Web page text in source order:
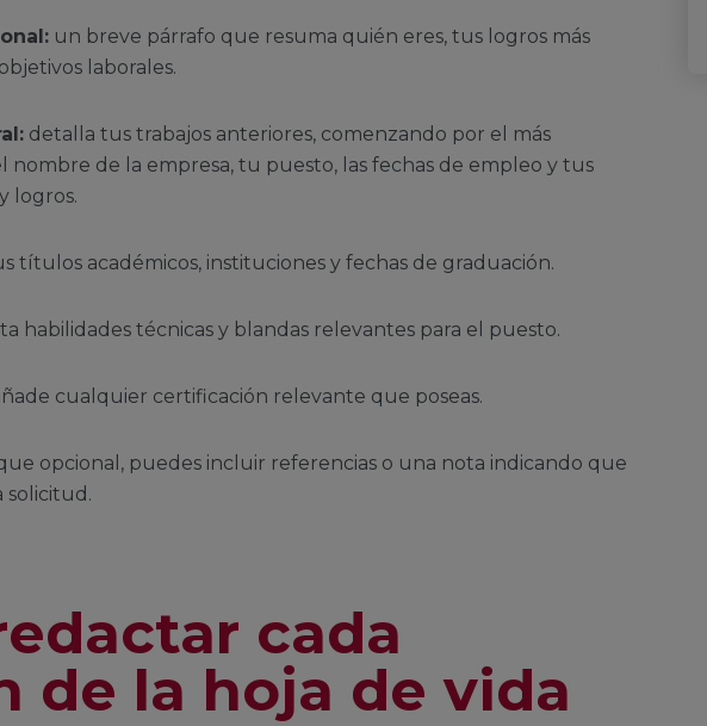
un breve párrafo que resuma quién eres, tus logros más
laborales.
detalla tus trabajos anteriores, comenzando por el más
nombre de la empresa, tu puesto, las fechas de empleo y tus
logros.
títulos académicos, instituciones y fechas de graduación.
habilidades técnicas y blandas relevantes para el puesto.
cualquier certificación relevante que poseas.
opcional, puedes incluir referencias o una nota indicando que
solicitud.
cada
de la hoja de vida